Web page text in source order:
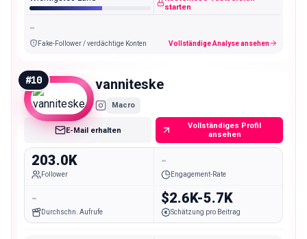
starten
-
Fake-Follower / verdächtige Konten Vollständige Analyse ansehen
#10 vanniteske
Macro
E-Mail erhalten
Vollständiges Profil
ansehen
203.0K
Follower
-
Engagement-Rate
-
Durchschn. Aufrufe
$2.6K-5.7K
Schätzung pro Beitrag